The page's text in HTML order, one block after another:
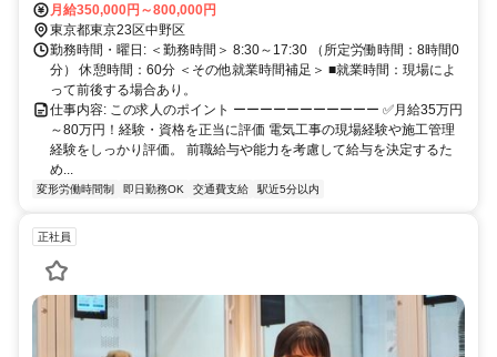
神奈川･埼玉･千葉が中心｡ 基本的には通える範囲での案件がほとんど
です｡ 状況によっては直行直帰も可能(電車通勤を予定)
月給350,000円～800,000円
東京都東京23区中野区
勤務時間・曜日: ＜勤務時間＞ 8:30～17:30 （所定労働時間：8時間0
分） 休憩時間：60分 ＜その他就業時間補足＞ ■就業時間：現場によ
って前後する場合あり。
仕事内容: この求人のポイント ーーーーーーーーーーー ✅月給35万円
～80万円！経験・資格を正当に評価 電気工事の現場経験や施工管理
経験をしっかり評価。 前職給与や能力を考慮して給与を決定するた
め...
変形労働時間制 即日勤務OK 交通費支給 駅近5分以内
正社員